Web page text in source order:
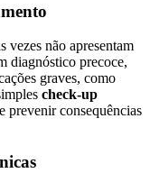
vezes não apresentam
diagnóstico precoce,
graves, como
check-up
prevenir consequências